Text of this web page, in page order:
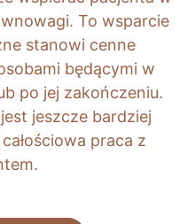
To wsparcie
stanowi cenne
będącymi w
po jej zakończeniu.
jeszcze bardziej
praca z